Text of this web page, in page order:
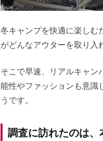
冬キャンプを快適に楽しむ
がどんなアウターを取り入
そこで早速、リアルキャン
能性やファッションも意識
うです。
調査に訪れたのは、